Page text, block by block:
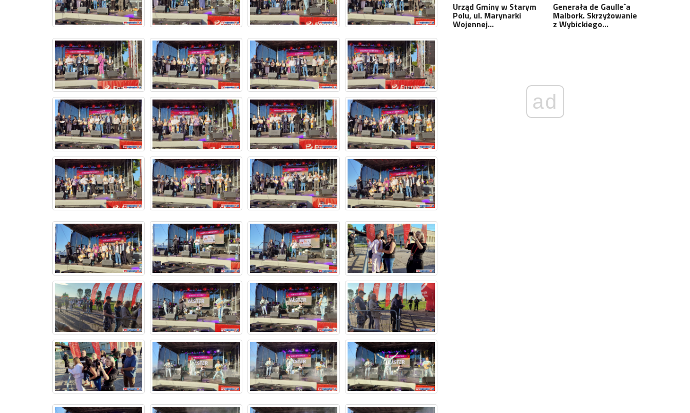
Urząd Gminy w Starym
Polu, ul. Marynarki
Wojennej…
Generała de Gaulle`a
Malbork. Skrzyżowanie
z Wybickiego…
ad